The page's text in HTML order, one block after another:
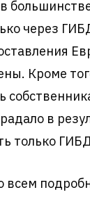
через
Кроме
в
только
всем